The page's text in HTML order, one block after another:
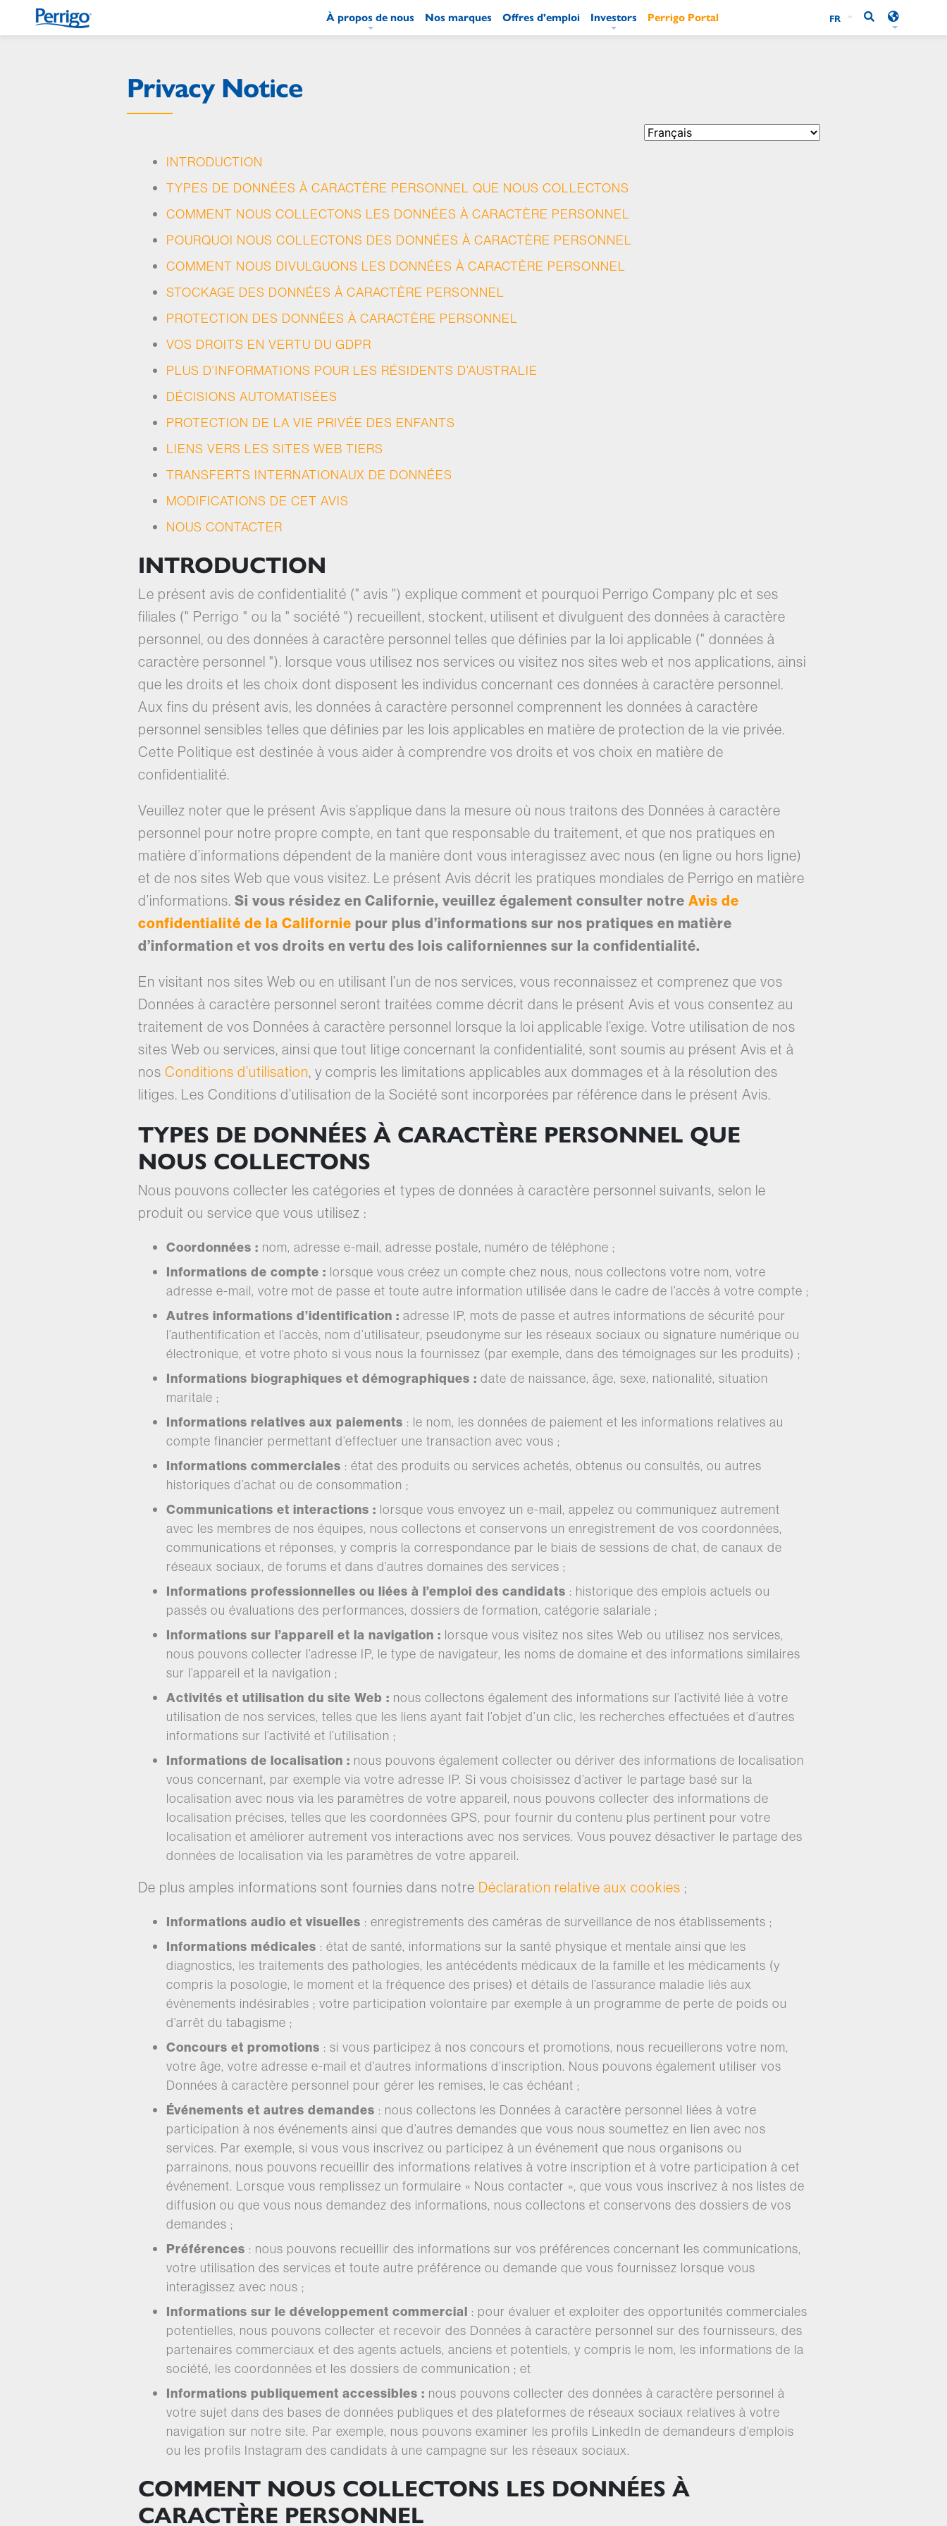
Overslaan
Main
À propos de nous Nos marques Offres d'emploi Investors Perrigo Portal FR
Privacy Notice
INTRODUCTION
TYPES DE DONNÉES À CARACTÈRE PERSONNEL QUE NOUS COLLECTONS
COMMENT NOUS COLLECTONS LES DONNÉES À CARACTÈRE PERSONNEL
POURQUOI NOUS COLLECTONS DES DONNÉES À CARACTÈRE PERSONNEL
COMMENT NOUS DIVULGUONS LES DONNÉES À CARACTÈRE PERSONNEL
STOCKAGE DES DONNÉES À CARACTÈRE PERSONNEL
PROTECTION DES DONNÉES À CARACTÈRE PERSONNEL
VOS DROITS EN VERTU DU GDPR
PLUS D’INFORMATIONS POUR LES RÉSIDENTS D’AUSTRALIE
DÉCISIONS AUTOMATISÉES
PROTECTION DE LA VIE PRIVÉE DES ENFANTS
LIENS VERS LES SITES WEB TIERS
TRANSFERTS INTERNATIONAUX DE DONNÉES
MODIFICATIONS DE CET AVIS
NOUS CONTACTER
INTRODUCTION
Le présent avis de confidentialité (" avis ") explique comment et pourquoi Perrigo Company plc et ses
filiales (" Perrigo " ou la " société ") recueillent, stockent, utilisent et divulguent des données à caractère
personnel, ou des données à caractère personnel telles que définies par la loi applicable (" données à
caractère personnel "). lorsque vous utilisez nos services ou visitez nos sites web et nos applications, ainsi
que les droits et les choix dont disposent les individus concernant ces données à caractère personnel.
Aux fins du présent avis, les données à caractère personnel comprennent les données à caractère
personnel sensibles telles que définies par les lois applicables en matière de protection de la vie privée.
Cette Politique est destinée à vous aider à comprendre vos droits et vos choix en matière de
confidentialité.
Veuillez noter que le présent Avis s’applique dans la mesure où nous traitons des Données à caractère
personnel pour notre propre compte, en tant que responsable du traitement, et que nos pratiques en
matière d’informations dépendent de la manière dont vous interagissez avec nous (en ligne ou hors ligne)
et de nos sites Web que vous visitez. Le présent Avis décrit les pratiques mondiales de Perrigo en matière
d’informations. Si vous résidez en Californie, veuillez également consulter notre Avis de
confidentialité de la Californie pour plus d’informations sur nos pratiques en matière
d’information et vos droits en vertu des lois californiennes sur la confidentialité.
En visitant nos sites Web ou en utilisant l’un de nos services, vous reconnaissez et comprenez que vos
Données à caractère personnel seront traitées comme décrit dans le présent Avis et vous consentez au
traitement de vos Données à caractère personnel lorsque la loi applicable l’exige. Votre utilisation de nos
sites Web ou services, ainsi que tout litige concernant la confidentialité, sont soumis au présent Avis et à
nos Conditions d’utilisation, y compris les limitations applicables aux dommages et à la résolution des
litiges. Les Conditions d’utilisation de la Société sont incorporées par référence dans le présent Avis.
TYPES DE DONNÉES À CARACTÈRE PERSONNEL QUE
NOUS COLLECTONS
Nous pouvons collecter les catégories et types de données à caractère personnel suivants, selon le
produit ou service que vous utilisez :
Coordonnées : nom, adresse e-mail, adresse postale, numéro de téléphone ;
Informations de compte : lorsque vous créez un compte chez nous, nous collectons votre nom, votre
adresse e-mail, votre mot de passe et toute autre information utilisée dans le cadre de l’accès à votre compte ;
Autres informations d’identification : adresse IP, mots de passe et autres informations de sécurité pour
l’authentification et l’accès, nom d’utilisateur, pseudonyme sur les réseaux sociaux ou signature numérique ou
électronique, et votre photo si vous nous la fournissez (par exemple, dans des témoignages sur les produits) ;
Informations biographiques et démographiques : date de naissance, âge, sexe, nationalité, situation
maritale ;
Informations relatives aux paiements : le nom, les données de paiement et les informations relatives au
compte financier permettant d’effectuer une transaction avec vous ;
Informations commerciales : état des produits ou services achetés, obtenus ou consultés, ou autres
historiques d’achat ou de consommation ;
Communications et interactions : lorsque vous envoyez un e-mail, appelez ou communiquez autrement
avec les membres de nos équipes, nous collectons et conservons un enregistrement de vos coordonnées,
communications et réponses, y compris la correspondance par le biais de sessions de chat, de canaux de
réseaux sociaux, de forums et dans d’autres domaines des services ;
Informations professionnelles ou liées à l’emploi des candidats : historique des emplois actuels ou
passés ou évaluations des performances, dossiers de formation, catégorie salariale ;
Informations sur l’appareil et la navigation : lorsque vous visitez nos sites Web ou utilisez nos services,
nous pouvons collecter l’adresse IP, le type de navigateur, les noms de domaine et des informations similaires
sur l’appareil et la navigation ;
Activités et utilisation du site Web : nous collectons également des informations sur l’activité liée à votre
utilisation de nos services, telles que les liens ayant fait l’objet d’un clic, les recherches effectuées et d’autres
informations sur l’activité et l’utilisation ;
Informations de localisation : nous pouvons également collecter ou dériver des informations de localisation
vous concernant, par exemple via votre adresse IP. Si vous choisissez d’activer le partage basé sur la
localisation avec nous via les paramètres de votre appareil, nous pouvons collecter des informations de
localisation précises, telles que les coordonnées GPS, pour fournir du contenu plus pertinent pour votre
localisation et améliorer autrement vos interactions avec nos services. Vous pouvez désactiver le partage des
données de localisation via les paramètres de votre appareil.
De plus amples informations sont fournies dans notre Déclaration relative aux cookies ;
Informations audio et visuelles : enregistrements des caméras de surveillance de nos établissements ;
Informations médicales : état de santé, informations sur la santé physique et mentale ainsi que les
diagnostics, les traitements des pathologies, les antécédents médicaux de la famille et les médicaments (y
compris la posologie, le moment et la fréquence des prises) et détails de l’assurance maladie liés aux
évènements indésirables ; votre participation volontaire par exemple à un programme de perte de poids ou
d’arrêt du tabagisme ;
Concours et promotions : si vous participez à nos concours et promotions, nous recueillerons votre nom,
votre âge, votre adresse e-mail et d’autres informations d’inscription. Nous pouvons également utiliser vos
Données à caractère personnel pour gérer les remises, le cas échéant ;
Événements et autres demandes : nous collectons les Données à caractère personnel liées à votre
participation à nos événements ainsi que d’autres demandes que vous nous soumettez en lien avec nos
services. Par exemple, si vous vous inscrivez ou participez à un événement que nous organisons ou
parrainons, nous pouvons recueillir des informations relatives à votre inscription et à votre participation à cet
événement. Lorsque vous remplissez un formulaire « Nous contacter », que vous vous inscrivez à nos listes de
diffusion ou que vous nous demandez des informations, nous collectons et conservons des dossiers de vos
demandes ;
Préférences : nous pouvons recueillir des informations sur vos préférences concernant les communications,
votre utilisation des services et toute autre préférence ou demande que vous fournissez lorsque vous
interagissez avec nous ;
Informations sur le développement commercial : pour évaluer et exploiter des opportunités commerciales
potentielles, nous pouvons collecter et recevoir des Données à caractère personnel sur des fournisseurs, des
partenaires commerciaux et des agents actuels, anciens et potentiels, y compris le nom, les informations de la
société, les coordonnées et les dossiers de communication ; et
Informations publiquement accessibles : nous pouvons collecter des données à caractère personnel à
votre sujet dans des bases de données publiques et des plateformes de réseaux sociaux relatives à votre
navigation sur notre site. Par exemple, nous pouvons examiner les profils LinkedIn de demandeurs d’emplois
ou les profils Instagram des candidats à une campagne sur les réseaux sociaux.
COMMENT NOUS COLLECTONS LES DONNÉES À
CARACTÈRE PERSONNEL